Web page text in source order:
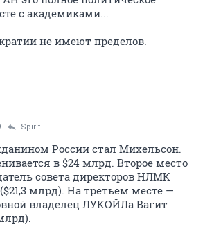
с академиками...
не имеют пределов.
Spirit
России стал Михельсон.
в $24 млрд. Второе место
совета директоров НЛМК
млрд). На третьем месте —
владелец ЛУКОЙЛа Вагит